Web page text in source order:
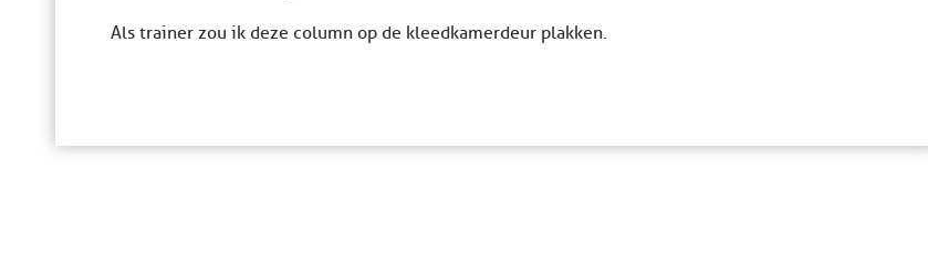
Als trainer zou ik deze column op de kleedkamerdeur plakken.